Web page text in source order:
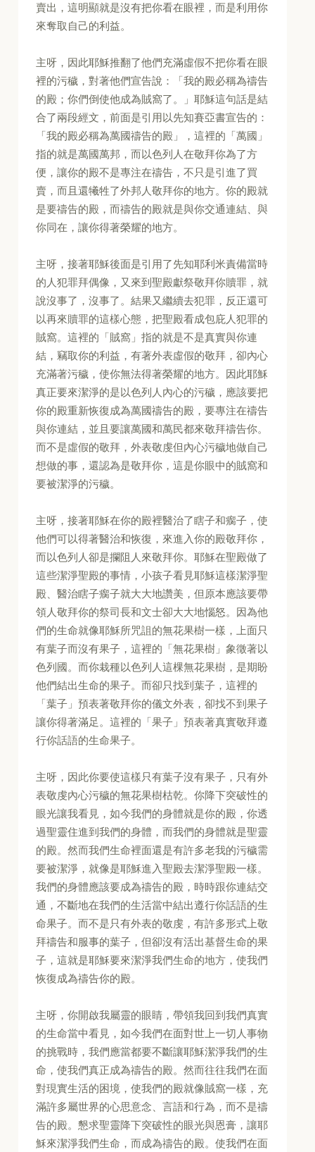
賣出，這明顯就是沒有把你看在眼裡，而是利用你
來奪取自己的利益。
主呀，因此耶穌推翻了他們充滿虛假不把你看在眼
裡的污穢，對著他們宣告說：「我的殿必稱為禱告
的殿；你們倒使他成為賊窩了。」耶穌這句話是結
合了兩段經文，前面是引用以先知賽亞書宣告的：
「我的殿必稱為萬國禱告的殿」，這裡的「萬國」
指的就是萬國萬邦，而以色列人在敬拜你為了方
便，讓你的殿不是專注在禱告，不只是引進了買
賣，而且還犧牲了外邦人敬拜你的地方。你的殿就
是要禱告的殿，而禱告的殿就是與你交通連結、與
你同在，讓你得著榮耀的地方。
主呀，接著耶穌後面是引用了先知耶利米責備當時
的人犯罪拜偶像，又來到聖殿獻祭敬拜你贖罪，就
說沒事了，沒事了。結果又繼續去犯罪，反正還可
以再來贖罪的這樣心態，把聖殿看成包庇人犯罪的
賊窩。這裡的「賊窩」指的就是不是真實與你連
結，竊取你的利益，有著外表虛假的敬拜，卻內心
充滿著污穢，使你無法得著榮耀的地方。因此耶穌
真正要來潔淨的是以色列人內心的污穢，應該要把
你的殿重新恢復成為萬國禱告的殿，要專注在禱告
與你連結，並且要讓萬國和萬民都來敬拜禱告你。
而不是虛假的敬拜，外表敬虔但內心污穢地做自己
想做的事，還認為是敬拜你，這是你眼中的賊窩和
要被潔淨的污穢。
主呀，接著耶穌在你的殿裡醫治了瞎子和瘸子，使
他們可以得著醫治和恢復，來進入你的殿敬拜你，
而以色列人卻是攔阻人來敬拜你。耶穌在聖殿做了
這些潔淨聖殿的事情，小孩子看見耶穌這樣潔淨聖
殿、醫治瞎子瘸子就大大地讚美，但原本應該要帶
領人敬拜你的祭司長和文士卻大大地惱怒。因為他
們的生命就像耶穌所咒詛的無花果樹一樣，上面只
有葉子而沒有果子，這裡的「無花果樹」象徵著以
色列國。而你栽種以色列人這棵無花果樹，是期盼
他們結出生命的果子。而卻只找到葉子，這裡的
「葉子」預表著敬拜你的儀文外表，卻找不到果子
讓你得著滿足。這裡的「果子」預表著真實敬拜遵
行你話語的生命果子。
主呀，因此你要使這樣只有葉子沒有果子，只有外
表敬虔內心污穢的無花果樹枯乾。你降下突破性的
眼光讓我看見，如今我們的身體就是你的殿，你透
過聖靈住進到我們的身體，而我們的身體就是聖靈
的殿。然而我們生命裡面還是有許多老我的污穢需
要被潔淨，就像是耶穌進入聖殿去潔淨聖殿一樣。
我們的身體應該要成為禱告的殿，時時跟你連結交
通，不斷地在我們的生活當中結出遵行你話語的生
命果子。而不是只有外表的敬虔，有許多形式上敬
拜禱告和服事的葉子，但卻沒有活出基督生命的果
子，這就是耶穌要來潔淨我們生命的地方，使我們
恢復成為禱告你的殿。
主呀，你開啟我屬靈的眼睛，帶領我回到我們真實
的生命當中看見，如今我們在面對世上一切人事物
的挑戰時，我們應當都要不斷讓耶穌潔淨我們的生
命，使我們真正成為禱告的殿。然而往往我們在面
對現實生活的困境，使我們的殿就像賊窩一樣，充
滿許多屬世界的心思意念、言語和行為，而不是禱
告的殿。懇求聖靈降下突破性的眼光與恩膏，讓耶
穌來潔淨我們生命，而成為禱告的殿。使我們在面